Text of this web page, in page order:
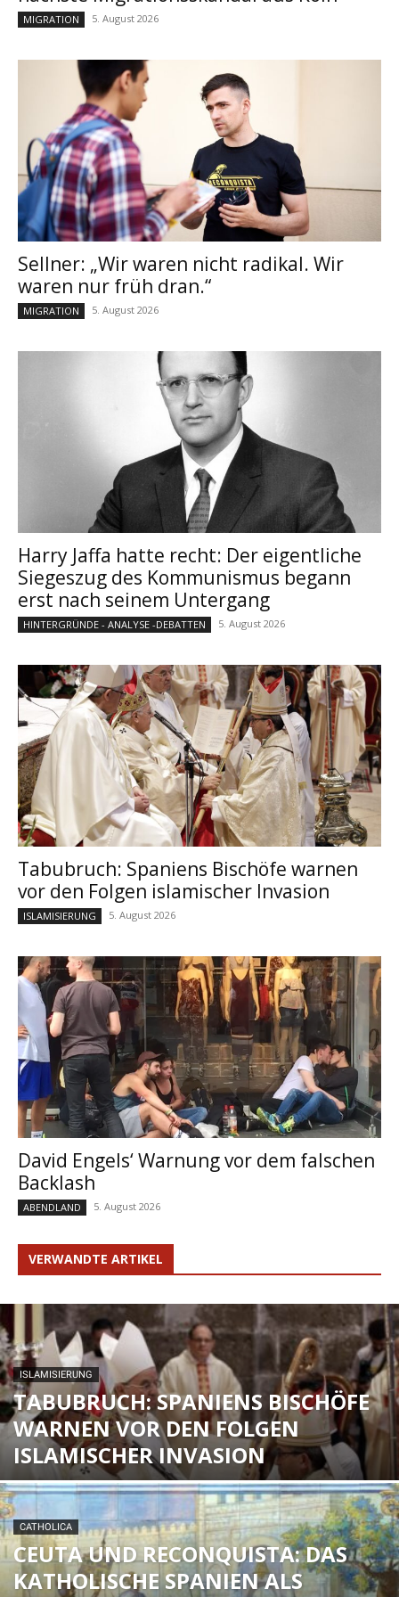
MIGRATION 5. August 2026
Sellner: „Wir waren nicht radikal. Wir
waren nur früh dran.“
MIGRATION 5. August 2026
Harry Jaffa hatte recht: Der eigentliche
Siegeszug des Kommunismus begann
erst nach seinem Untergang
HINTERGRÜNDE - ANALYSE -DEBATTEN 5. August 2026
Tabubruch: Spaniens Bischöfe warnen
vor den Folgen islamischer Invasion
ISLAMISIERUNG 5. August 2026
David Engels‘ Warnung vor dem falschen
Backlash
ABENDLAND 5. August 2026
VERWANDTE ARTIKEL
ISLAMISIERUNG
TABUBRUCH: SPANIENS BISCHÖFE
WARNEN VOR DEN FOLGEN
ISLAMISCHER INVASION
CATHOLICA
CEUTA UND RECONQUISTA: DAS
KATHOLISCHE SPANIEN ALS